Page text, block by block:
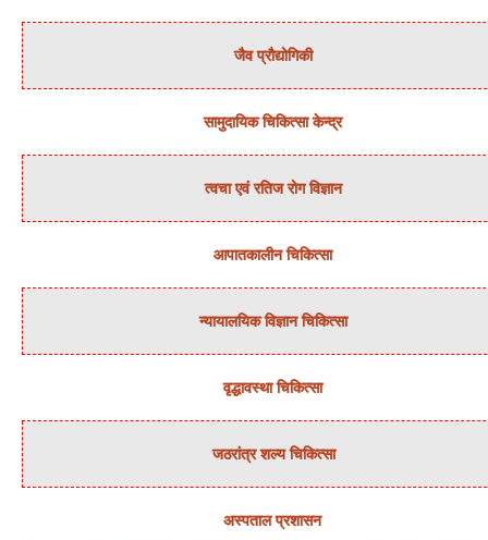
जैव प्रौद्योगिकी
सामुदायिक चिकित्‍सा केन्‍द्र
त्‍वचा एवं रतिज रोग विज्ञान
आपातकालीन चिकित्सा
न्‍यायालयिक विज्ञान चिकित्‍सा
वृद्धावस्था चिकित्सा
जठरांत्र शल्‍य चिकित्‍सा
अस्‍पताल प्रशासन